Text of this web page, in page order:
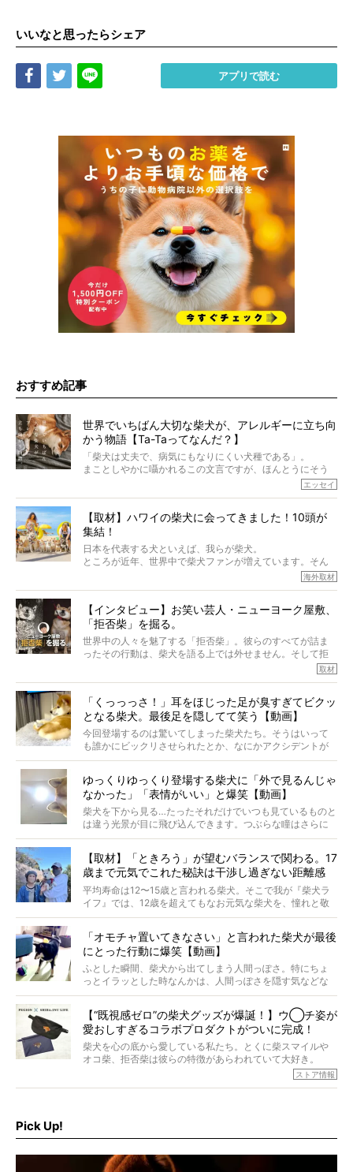
いいなと思ったらシェア
Share Tweet アプリで読む
おすすめ記事
世界でいちばん大切な柴犬が、アレルギーに立ち向
かう物語【Ta-Taってなんだ？】
「柴犬は丈夫で、病気にもなりにくい犬種である」。
まことしやかに囁かれるこの文言ですが、ほんとうにそう
でも、いざそれぞれの個体を見ていくと、丈夫で病気にも
なりにくい、とは言えないような気もするのです。
実際に「病気にならない」などということはないし、飼い
主はそのためにやるべきことがある。
今回は、柴犬に関わる方たちすべてに読んで欲しい、ある
語でした。
※画像はすべてイメージです
※この記事は個人の感想であり、効果・効能を示すものではありません
エッセイ
【取材】ハワイの柴犬に会ってきました！10頭が
集結！
日本を代表する犬といえば、我らが柴犬。
ところが近年、世界中で柴犬ファンが増えています。そん
な中「柴犬ライフ」が目をつけたのは、南の楽園ハワイ。
そんな噂を聞きつけ、今回はハワイの柴犬たちを取材して
きました！
海外取材
【インタビュー】お笑い芸人・ニューヨーク屋敷、
「拒否柴」を掘る。
世界中の人々を魅了する「拒否柴」。彼らのすべてが詰ま
ったその行動は、柴犬を語る上では外せません。そして拒
否柴がここまで話題になるのは、“映える”ことも理由のひと
がるのでしょうか。
最近版画製作を始めた、お笑いコンビ「ニューヨーク」の
屋敷裕政さんに、拒否柴を掘っていただきました！ イン
タビューと合わせてご覧ください。
取材
「くっっっさ！」耳をほじった足が臭すぎてビクッ
となる柴犬。最後足を隠してて笑う【動画】
今回登場するのは驚いてしまった柴犬たち。そうはいって
も誰かにビックリさせられたとか、なにかアクシデントが
起きたとか、そういうことが原因ではありません。全ての
ゆっくりゆっくり登場する柴犬に「外で見るんじゃ
なかった」「表情がいい」と爆笑【動画】
柴犬を下から見る…たったそれだけでいつも見ているものと
は違う光景が目に飛び込んできます。つぶらな瞳はさらに
つぶらに見え、モフモフのお顔はさらにモフモフに見えま
【取材】「ときろう」が望むバランスで関わる。17
歳まで元気でこれた秘訣は干渉し過ぎない距離感
#38ときろう
平均寿命は12〜15歳と言われる柴犬。そこで我が『柴犬ラ
イフ』では、12歳を超えてもなお元気な柴犬を、憧れと敬
意を込めて“レジェンド柴”と呼んでいます。 この特集で
ォーカスし、その元気の秘訣や、老犬と暮らすうえで大切
だと思うことを、オーナーさんに語っていただきます。今
回登場してくれたのは、17歳のときろうくん。小さい頃か
ら食が細かったため、何でも食べさせてきたということで
「オモチャ置いてきなさい」と言われた柴犬が最後
にとった行動に爆笑【動画】
ふとした瞬間、柴犬から出てしまう人間っぽさ。特にちょ
っとイラッとした時なんかは、人間っぽさを隠す気などな
いように見えます。もしかして本当の本当は、中身は人間
【“既視感ゼロ”の柴犬グッズが爆誕！】ウ◯チ姿が
愛おしすぎるコラボプロダクトがついに完成！
柴犬を心の底から愛している私たち。とくに柴スマイルや
オコ柴、拒否柴は彼らの特徴があらわれていて大好き。
でもちょっと待て…もうひとつ、忘れてはならない愛おしい
ストア情報
Pick Up!